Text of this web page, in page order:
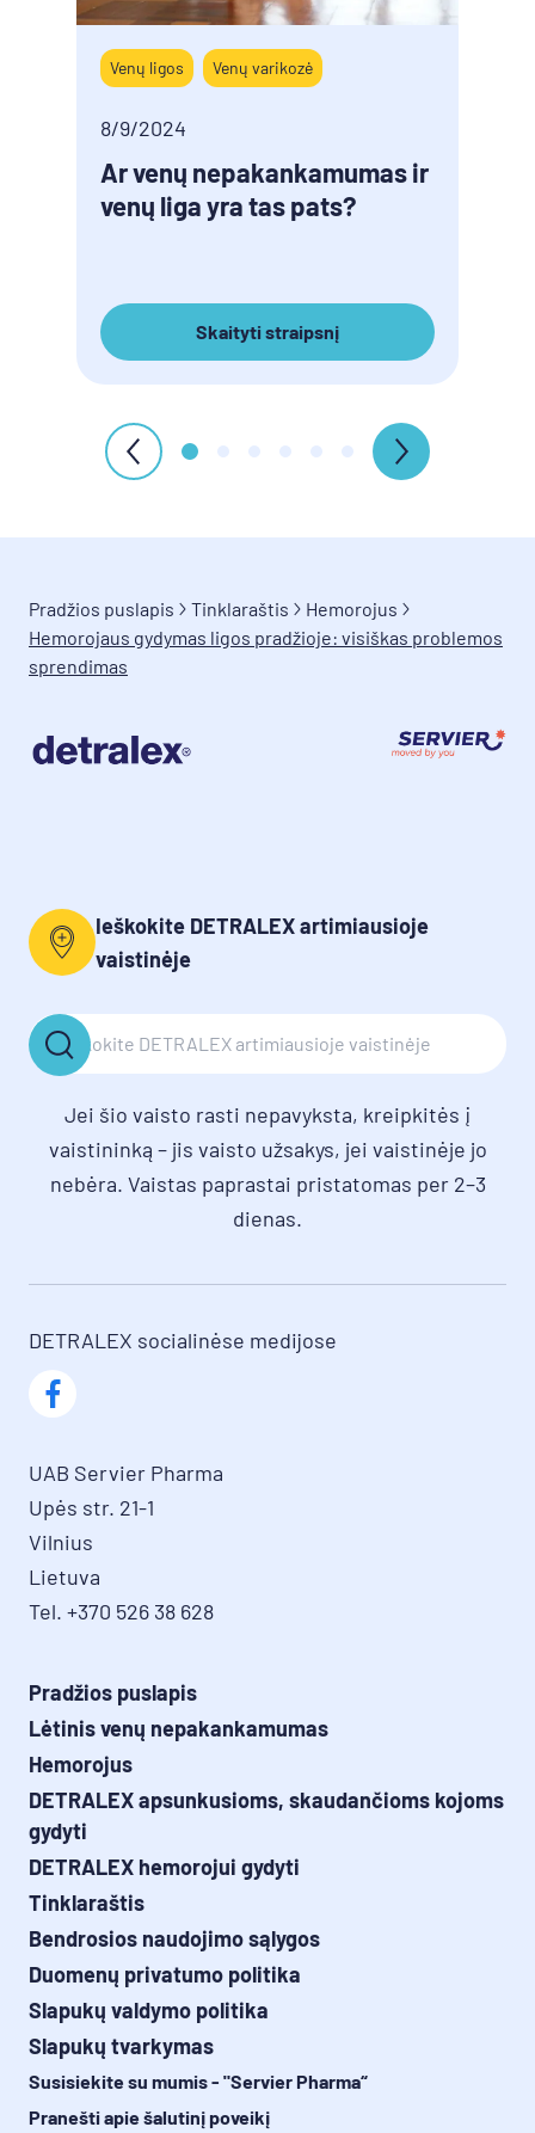
Venų ligos Venų varikozė
8/9/2024
Ar venų nepakankamumas ir
venų liga yra tas pats?
Skaityti straipsnį
Pradžios puslapis Tinklaraštis
Hemorojus
Hemorojaus gydymas ligos pradžioje: visiškas problemos
sprendimas
Ieškokite DETRALEX artimiausioje
vaistinėje
Jei šio vaisto rasti nepavyksta, kreipkitės į
vaistininką – jis vaisto užsakys, jei vaistinėje jo
nebėra. Vaistas paprastai pristatomas per 2–3
dienas.
DETRALEX socialinėse medijose
UAB Servier Pharma
Upės str. 21-1
Vilnius
Lietuva
Tel. +370 526 38 628
Pradžios puslapis
Lėtinis venų nepakankamumas
Hemorojus
DETRALEX apsunkusioms, skaudančioms kojoms
gydyti
DETRALEX hemorojui gydyti
Tinklaraštis
Bendrosios naudojimo sąlygos
Duomenų privatumo politika
Slapukų valdymo politika
Slapukų tvarkymas
Susisiekite su mumis - "Servier Pharma“
Pranešti apie šalutinį poveikį